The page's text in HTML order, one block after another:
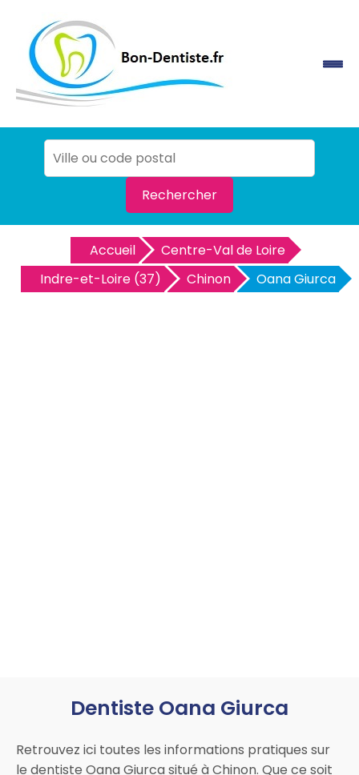
Rechercher
Accueil
Centre-Val de Loire
Indre-et-Loire (37)
Chinon Oana Giurca
Dentiste Oana Giurca
Retrouvez ici toutes les informations pratiques sur
le dentiste Oana Giurca situé à Chinon. Que ce soit